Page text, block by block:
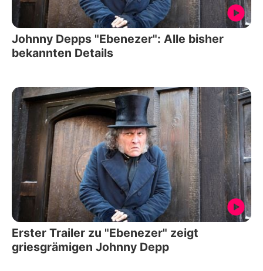
Johnny Depps "Ebenezer": Alle bisher
bekannten Details
Erster Trailer zu "Ebenezer" zeigt
griesgrämigen Johnny Depp